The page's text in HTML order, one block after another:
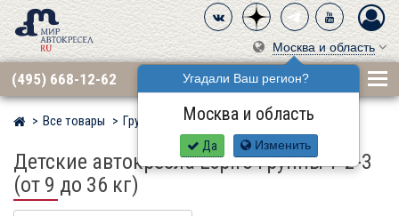
Москва и область
Угадали Ваш регион?
Москва и область
Да Изменить
(495) 668-12-62
Мир детских автокресел
Все товары Группа 1·2·3 (9–36 кг)
Детские автокресла Espiro группы 1-2-3
(от 9 до 36 кг)